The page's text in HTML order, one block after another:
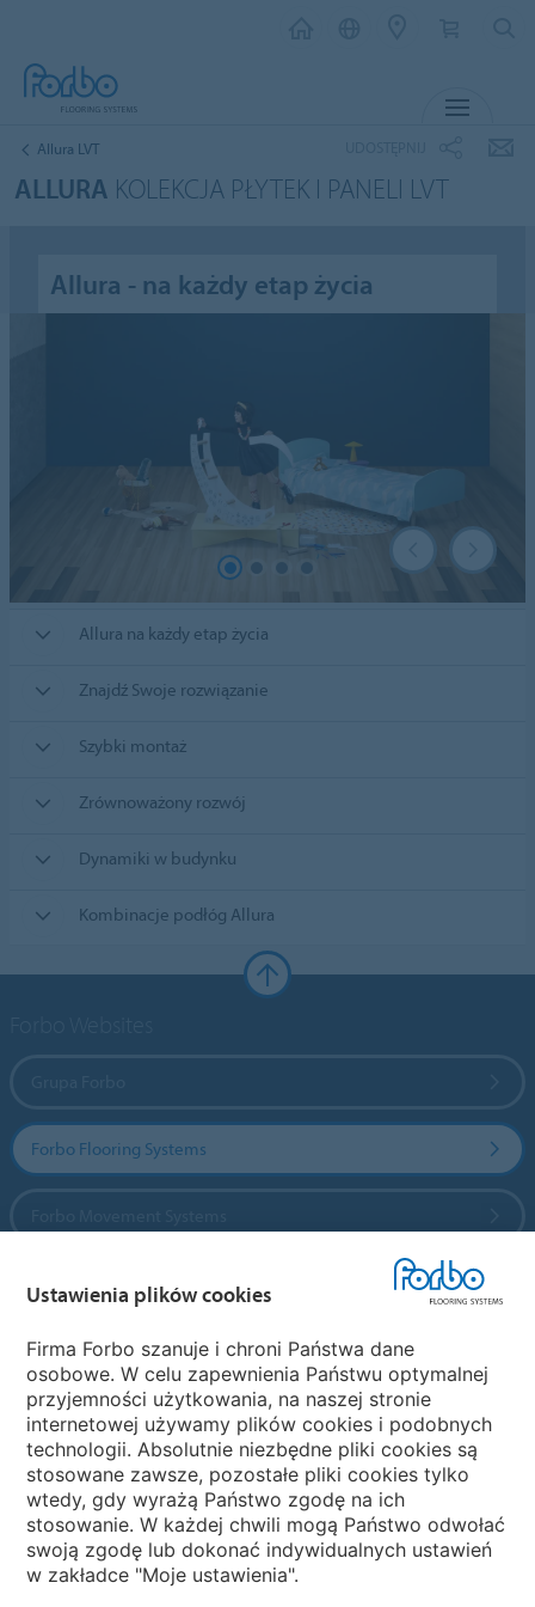
Allura LVT
ALLURA KOLEKCJA PŁYTEK I PANELI LVT
Allura - na każdy etap życia
Allura na każdy etap życia
Znajdź Swoje rozwiązanie
Szybki montaż
Zrównoważony rozwój
Dynamiki w budynku
Kombinacje podłóg Allura
Forbo Flooring Systems
Wybierz kraj
My Forbo
NEWSLETTER
Ustawienia plików cookies
Firma Forbo szanuje i chroni Państwa dane
osobowe. W celu zapewnienia Państwu optymalnej
przyjemności użytkowania, na naszej stronie
internetowej używamy plików cookies i podobnych
technologii. Absolutnie niezbędne pliki cookies są
stosowane zawsze, pozostałe pliki cookies tylko
wtedy, gdy wyrażą Państwo zgodę na ich
stosowanie. W każdej chwili mogą Państwo odwołać
swoją zgodę lub dokonać indywidualnych ustawień
w zakładce "Moje ustawienia".